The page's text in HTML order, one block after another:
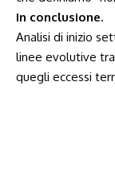
In conclusione.
Analisi di inizio
linee evolutive
quegli eccessi